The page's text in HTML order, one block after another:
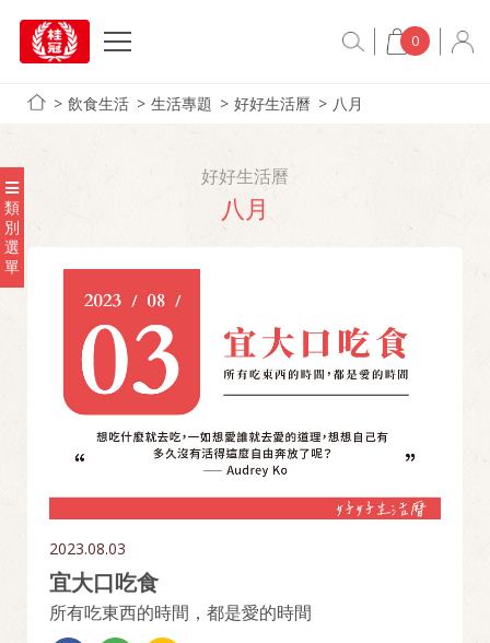
0
飲食生活 生活專題 好好生活曆 八月
類
別
選
單
好好生活曆
八月
2023.08.03
宜大口吃食
所有吃東西的時間，都是愛的時間